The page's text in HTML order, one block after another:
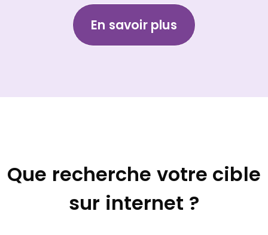
En savoir plus
Que recherche votre cible
sur internet ?